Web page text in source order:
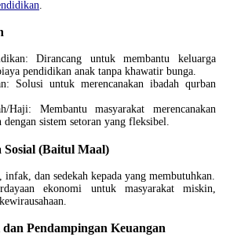
Dirancang untuk membantu keluarga
pendidikan anak tanpa khawatir bunga.
Solusi untuk merencanakan ibadah qurban
Haji: Membantu masyarakat merencanakan
dengan sistem setoran yang fleksibel.
Sosial (Baitul Maal)
infak, dan sedekah kepada yang membutuhkan.
ekonomi untuk masyarakat miskin,
Pendampingan Keuangan